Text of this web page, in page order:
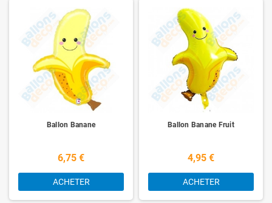
Ballon Banane
6,75 €
ACHETER
Ballon Banane Fruit
4,95 €
ACHETER